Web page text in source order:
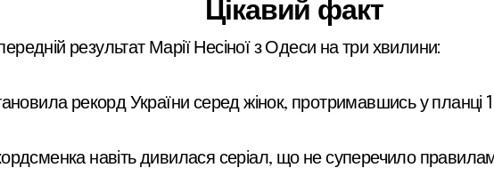
Цікавий факт
результат Марії Несіної з Одеси на три хвилини:
рекорд України серед жінок, протримавшись у планці
навіть дивилася серіал, що не суперечило